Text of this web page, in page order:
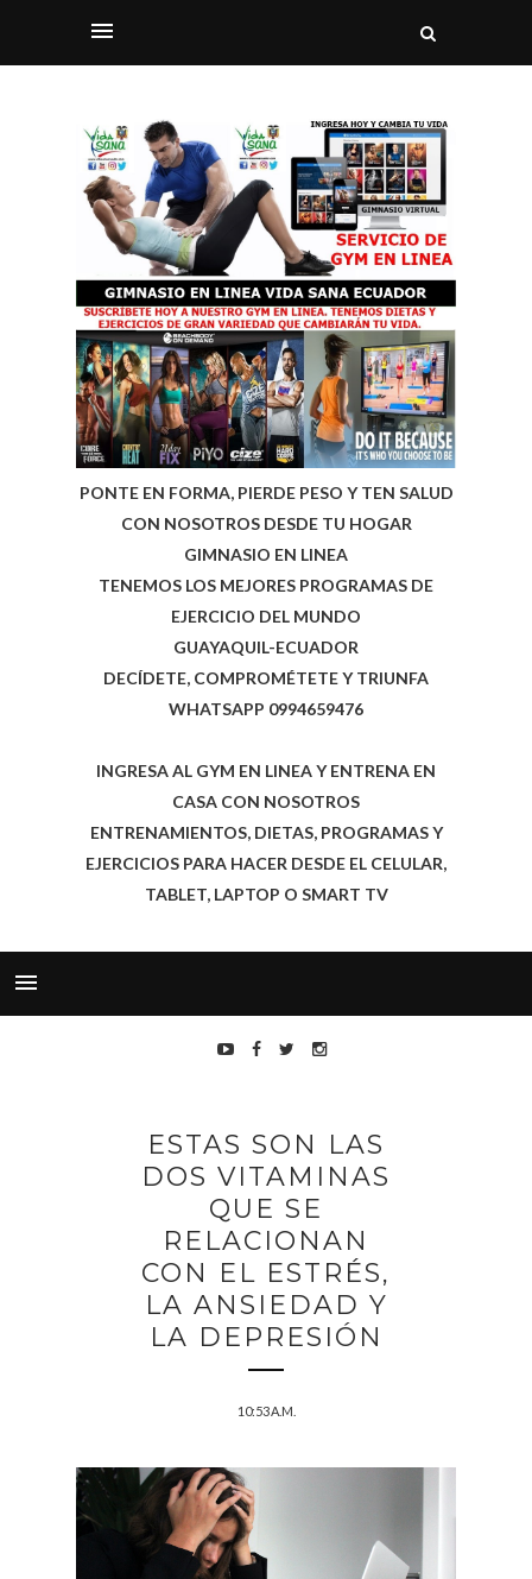
PONTE EN FORMA, PIERDE PESO Y TEN SALUD
CON NOSOTROS DESDE TU HOGAR
GIMNASIO EN LINEA
TENEMOS LOS MEJORES PROGRAMAS DE
EJERCICIO DEL MUNDO
GUAYAQUIL-ECUADOR
DECÍDETE, COMPROMÉTETE Y TRIUNFA
WHATSAPP 0994659476
INGRESA AL GYM EN LINEA Y ENTRENA EN
CASA CON NOSOTROS
ENTRENAMIENTOS, DIETAS, PROGRAMAS Y
EJERCICIOS PARA HACER DESDE EL CELULAR,
TABLET, LAPTOP O SMART TV
ESTAS SON LAS
DOS VITAMINAS
QUE SE
RELACIONAN
CON EL ESTRÉS,
LA ANSIEDAD Y
LA DEPRESIÓN
10:53 A.M.